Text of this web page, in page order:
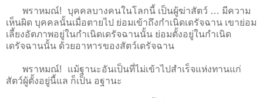
พราหมณ์! บุคคลบางคนในโลกนี้ เป็นผู้ฆ่าสัตว์ … มีความ
เห็นผิด บุคคลนั้นเมื่อตายไป ย่อมเข้าถึงกำเนิดเดรัจฉาน เขาย่อม
เลี้ยงอัตภาพอยู่ในกำเนิดเดรัจฉานนั้น ย่อมตั้งอยู่ในกำเนิด
เดรัจฉานนั้น ด้วยอาหารของสัตว์เดรัจฉาน
พราหมณ์! แม้ฐานะอันเป็นที่ไม่เข้าไปสำเร็จแห่งทานแก่
สัตว์ผู้ตั้งอยู่นี้แล ก็เป็น อฐานะ